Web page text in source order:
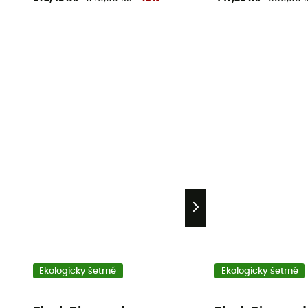
Ekologicky šetrné Ekologicky šetrné